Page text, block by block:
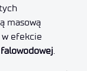
masową
efekcie